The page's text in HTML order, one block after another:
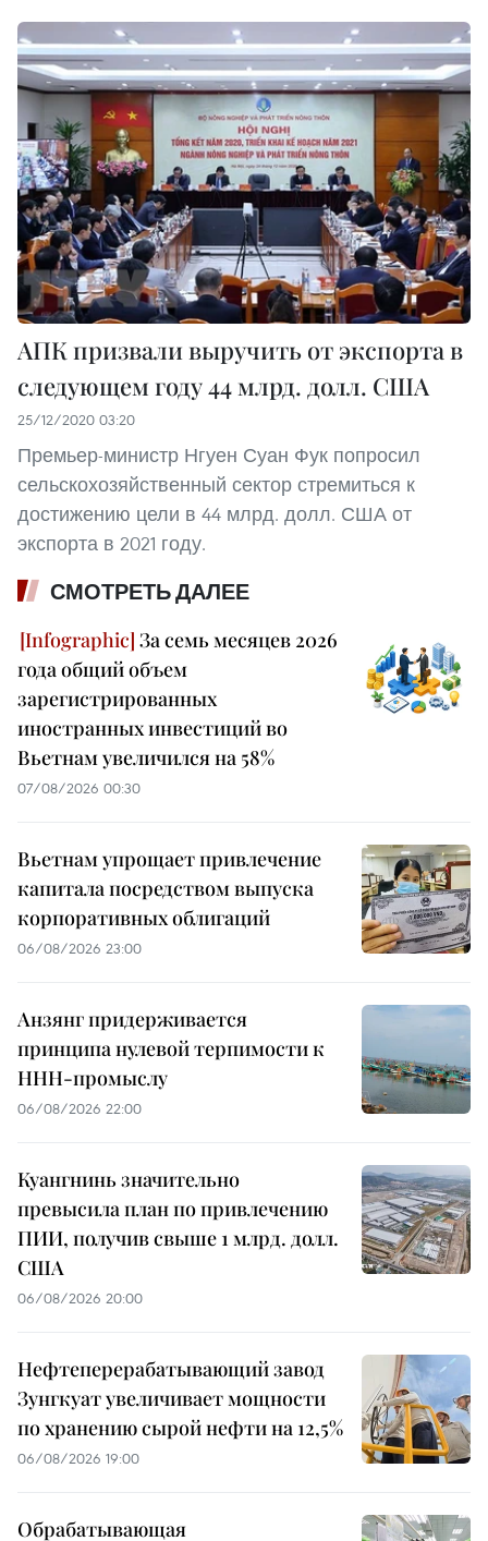
АПК призвали выручить от экспорта в
следующем году 44 млрд. долл. США
25/12/2020 03:20
Премьер-министр Нгуен Суан Фук попросил
сельскохозяйственный сектор стремиться к
достижению цели в 44 млрд. долл. США от
экспорта в 2021 году.
СМОТРЕТЬ ДАЛЕЕ
За семь месяцев 2026
года общий объем
зарегистрированных
иностранных инвестиций во
Вьетнам увеличился на 58%
07/08/2026 00:30
Вьетнам упрощает привлечение
капитала посредством выпуска
корпоративных облигаций
06/08/2026 23:00
Анзянг придерживается
принципа нулевой терпимости к
ННН-промыслу
06/08/2026 22:00
Куангнинь значительно
превысила план по привлечению
ПИИ, получив свыше 1 млрд. долл.
США
06/08/2026 20:00
Нефтеперерабатывающий завод
Зунгкуат увеличивает мощности
по хранению сырой нефти на 12,5%
06/08/2026 19:00
Обрабатывающая